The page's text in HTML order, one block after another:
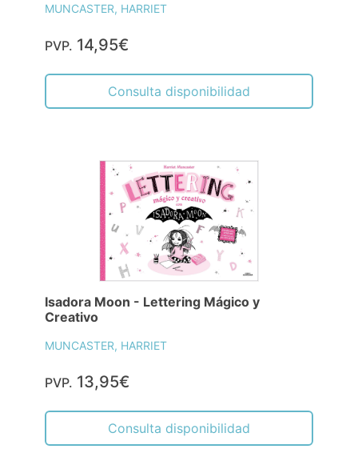
MUNCASTER, HARRIET
PVP. 14,95€
Consulta disponibilidad
Isadora Moon - Lettering Mágico y
Creativo
MUNCASTER, HARRIET
PVP. 13,95€
Consulta disponibilidad